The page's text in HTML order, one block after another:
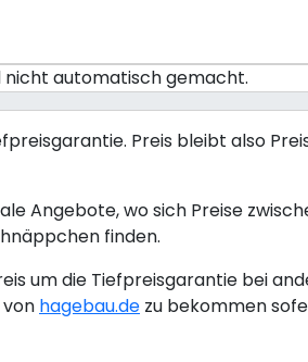
nicht automatisch gemacht.
Preis bleibt also
Angebote, wo sich Preise
finden.
um die Tiefpreisgarantie bei
hagebau.de zu bekommen